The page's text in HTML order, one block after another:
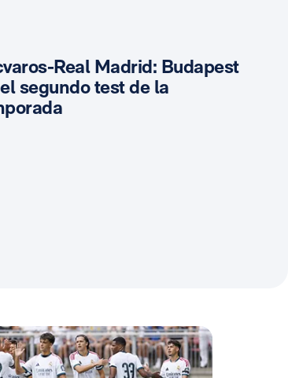
Real Madrid: Budapest
segundo test de la